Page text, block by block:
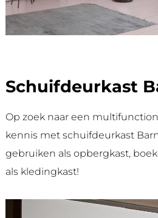
Schuifdeurkast
Op zoek naar een
kennis met schuifdeurkast
gebruiken als opbergkast,
als kledingkast!